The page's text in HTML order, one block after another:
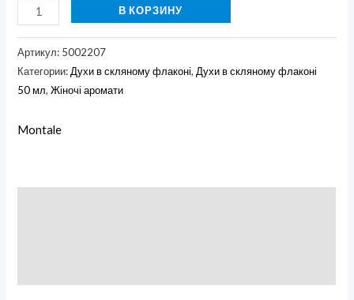
В КОРЗИНУ
Артикул: 5002207
Категории:Духи в скляному флаконі,Духи в скляному флаконі
50 мл,Жіночі аромати
Montale